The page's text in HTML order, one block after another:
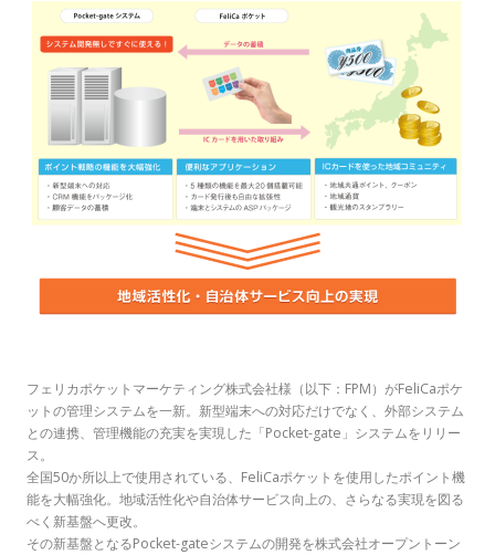
フェリカポケットマーケティング株式会社様（以下：FPM）がFeliCaポケ
ットの管理システムを一新。新型端末への対応だけでなく、外部システム
との連携、管理機能の充実を実現した「Pocket-gate」システムをリリー
ス。
全国50か所以上で使用されている、FeliCaポケットを使用したポイント機
能を大幅強化。地域活性化や自治体サービス向上の、さらなる実現を図る
べく新基盤へ更改。
その新基盤となるPocket-gateシステムの開発を株式会社オープントーン